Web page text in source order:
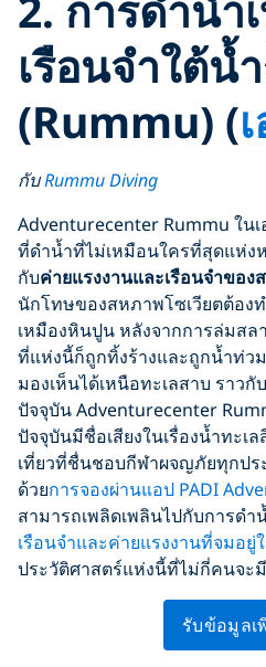
เรือนจำใต้น้
(Rummu) (
กับRummu Diving
Adventurecenter Rummu ใน
ที่ดำน้ำที่ไม่เหมือนใครที่สุดแห่
กับค่ายแรงงานและเรือนจำขอ
นักโทษของสหภาพโซเวียตต้อง
เหมืองหินปูน หลังจากการล่มส
ที่แห่งนี้ก็ถูกทิ้งร้างและถูกน้ำท่ว
มองเห็นได้เหนือทะเลสาบ ราวกั
ปัจจุบัน Adventurecenter
ปัจจุบันมีชื่อเสียงในเรื่องน้ำทะเ
เที่ยวที่ชื่นชอบกีฬาผจญภัยทุกปร
ด้วยการจองผ่านแอป PADI
สามารถเพลิดเพลินไปกับการดำ
เรือนจำและค่ายแรงงานที่จมอยู่
ประวัติศาสตร์แห่งนี้ที่ไม่กี่คนจะ
รับข้อมูลเ